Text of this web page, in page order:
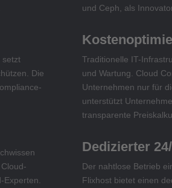
setzt
Die
und Ceph, als
Traditionelle IT-
und Wartung. Cloud
Unternehmen nur für
unterstützt
transparente
Dedizierter
Der nahtlose Betrieb
Flixhost bietet einen